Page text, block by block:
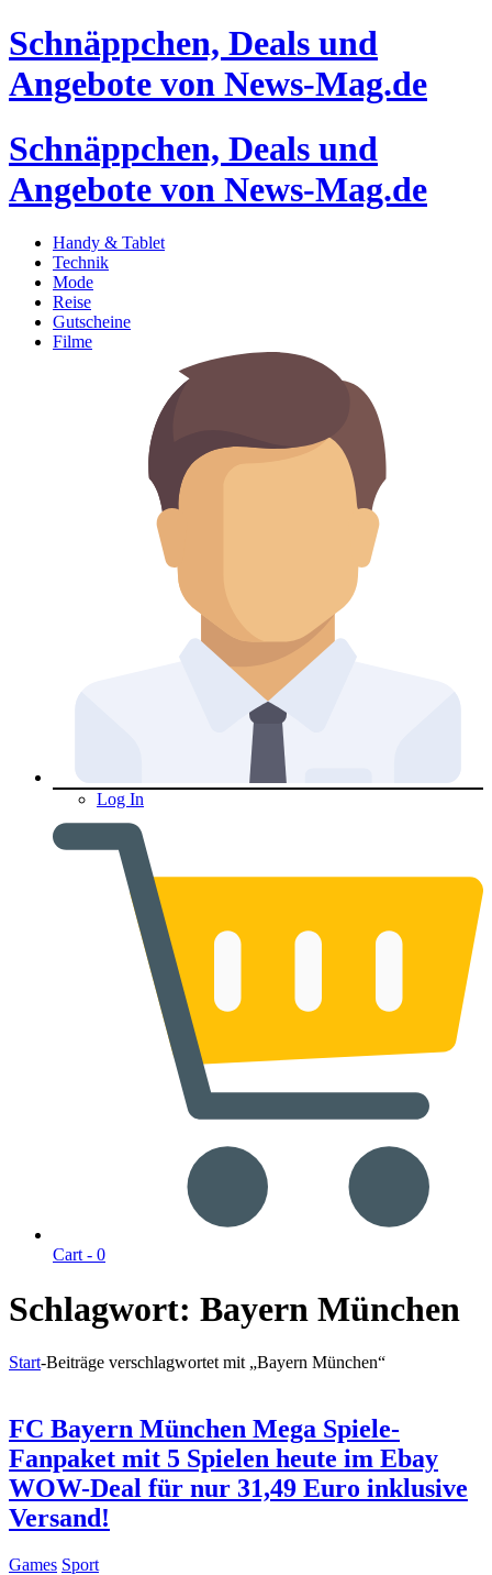
Schnäppchen, Deals und
Angebote von News-Mag.de
Schnäppchen, Deals und
Angebote von News-Mag.de
Handy & Tablet
Technik
Mode
Reise
Gutscheine
Filme
Log In
Cart - 0
Schlagwort: Bayern München
Start-Beiträge verschlagwortet mit „Bayern München“
FC Bayern München Mega Spiele-
Fanpaket mit 5 Spielen heute im Ebay
WOW-Deal für nur 31,49 Euro inklusive
Versand!
Games Sport